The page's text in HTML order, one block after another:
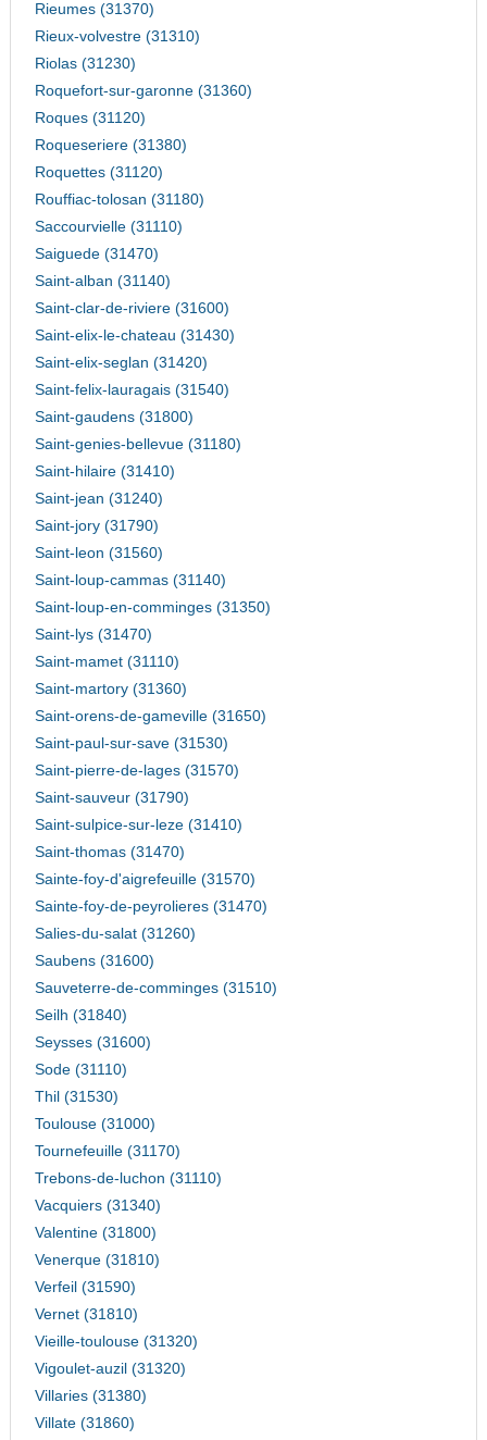
Rieumes (31370)
Rieux-volvestre (31310)
Riolas (31230)
Roquefort-sur-garonne (31360)
Roques (31120)
Roqueseriere (31380)
Roquettes (31120)
Rouffiac-tolosan (31180)
Saccourvielle (31110)
Saiguede (31470)
Saint-alban (31140)
Saint-clar-de-riviere (31600)
Saint-elix-le-chateau (31430)
Saint-elix-seglan (31420)
Saint-felix-lauragais (31540)
Saint-gaudens (31800)
Saint-genies-bellevue (31180)
Saint-hilaire (31410)
Saint-jean (31240)
Saint-jory (31790)
Saint-leon (31560)
Saint-loup-cammas (31140)
Saint-loup-en-comminges (31350)
Saint-lys (31470)
Saint-mamet (31110)
Saint-martory (31360)
Saint-orens-de-gameville (31650)
Saint-paul-sur-save (31530)
Saint-pierre-de-lages (31570)
Saint-sauveur (31790)
Saint-sulpice-sur-leze (31410)
Saint-thomas (31470)
Sainte-foy-d'aigrefeuille (31570)
Sainte-foy-de-peyrolieres (31470)
Salies-du-salat (31260)
Saubens (31600)
Sauveterre-de-comminges (31510)
Seilh (31840)
Seysses (31600)
Sode (31110)
Thil (31530)
Toulouse (31000)
Tournefeuille (31170)
Trebons-de-luchon (31110)
Vacquiers (31340)
Valentine (31800)
Venerque (31810)
Verfeil (31590)
Vernet (31810)
Vieille-toulouse (31320)
Vigoulet-auzil (31320)
Villaries (31380)
Villate (31860)